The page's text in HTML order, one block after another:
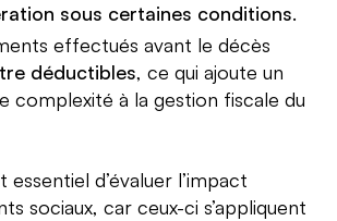
sous certaines conditions.
effectués avant le décès
déductibles, ce qui ajoute un
complexité à la gestion fiscale du
d’évaluer l’impact
sociaux, car ceux-ci s’appliquent